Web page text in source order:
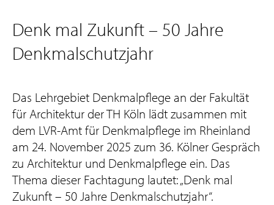
Denk mal Zukunft – 50 Jahre
Denkmalschutzjahr
Das Lehrgebiet Denkmalpflege an der Fakultät
für Architektur der TH Köln lädt zusammen mit
dem LVR-Amt für Denkmalpflege im Rheinland
am 24. November 2025 zum 36. Kölner Gespräch
zu Architektur und Denkmalpflege ein. Das
Thema dieser Fachtagung lautet: „Denk mal
Zukunft – 50 Jahre Denkmalschutzjahr“.